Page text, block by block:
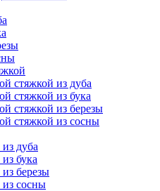
стяжкой из дуба
стяжкой из бука
стяжкой из березы
стяжкой из сосны
дуба
бука
березы
сосны